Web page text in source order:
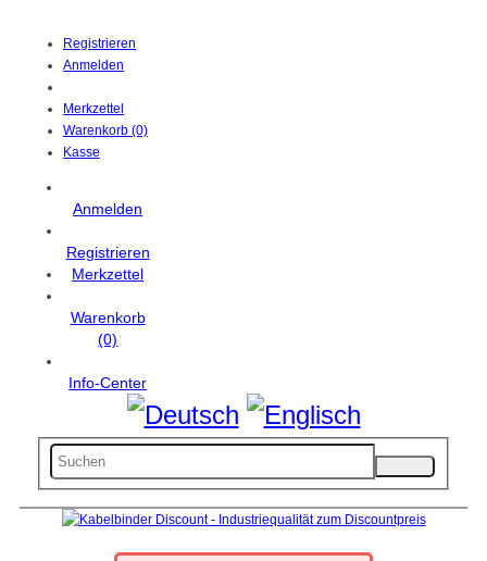
Registrieren
Anmelden
Merkzettel
Warenkorb (0)
Kasse
Anmelden
Registrieren
Merkzettel
Warenkorb
(0)
Info-Center